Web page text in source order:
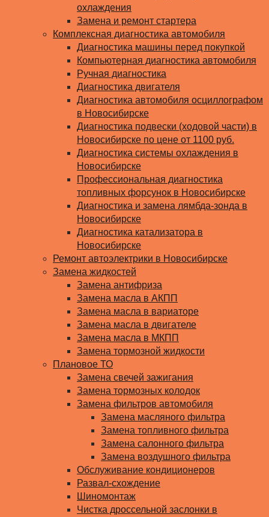
охлаждения
Замена и ремонт стартера
Комплексная диагностика автомобиля
Диагностика машины перед покупкой
Компьютерная диагностика автомобиля
Ручная диагностика
Диагностика двигателя
Диагностика автомобиля осциллографом
в Новосибирске
Диагностика подвески (ходовой части) в
Новосибирске по цене от 1100 руб.
Диагностика системы охлаждения в
Новосибирске
Профессиональная диагностика
топливных форсунок в Новосибирске
Диагностика и замена лямбда-зонда в
Новосибирске
Диагностика катализатора в
Новосибирске
Ремонт автоэлектрики в Новосибирске
Замена жидкостей
Замена антифриза
Замена масла в АКПП
Замена масла в вариаторе
Замена масла в двигателе
Замена масла в МКПП
Замена тормозной жидкости
Плановое ТО
Замена свечей зажигания
Замена тормозных колодок
Замена фильтров автомобиля
Замена масляного фильтра
Замена топливного фильтра
Замена салонного фильтра
Замена воздушного фильтра
Обслуживание кондиционеров
Развал-схождение
Шиномонтаж
Чистка дроссельной заслонки в